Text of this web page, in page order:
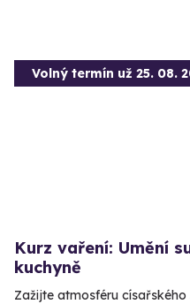
Volný termín už 25. 08.
Kurz vaření: Umění
kuchyně
Zažijte atmosféru